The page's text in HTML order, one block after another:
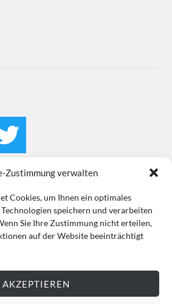
Zustimmung verwalten
Cookies, um Ihnen ein optimales
speichern und verarbeiten
Sie Ihre Zustimmung nicht erteilen,
auf der Website beeinträchtigt
AKZEPTIEREN
Kundeninformationen Datenschutz
Impressum